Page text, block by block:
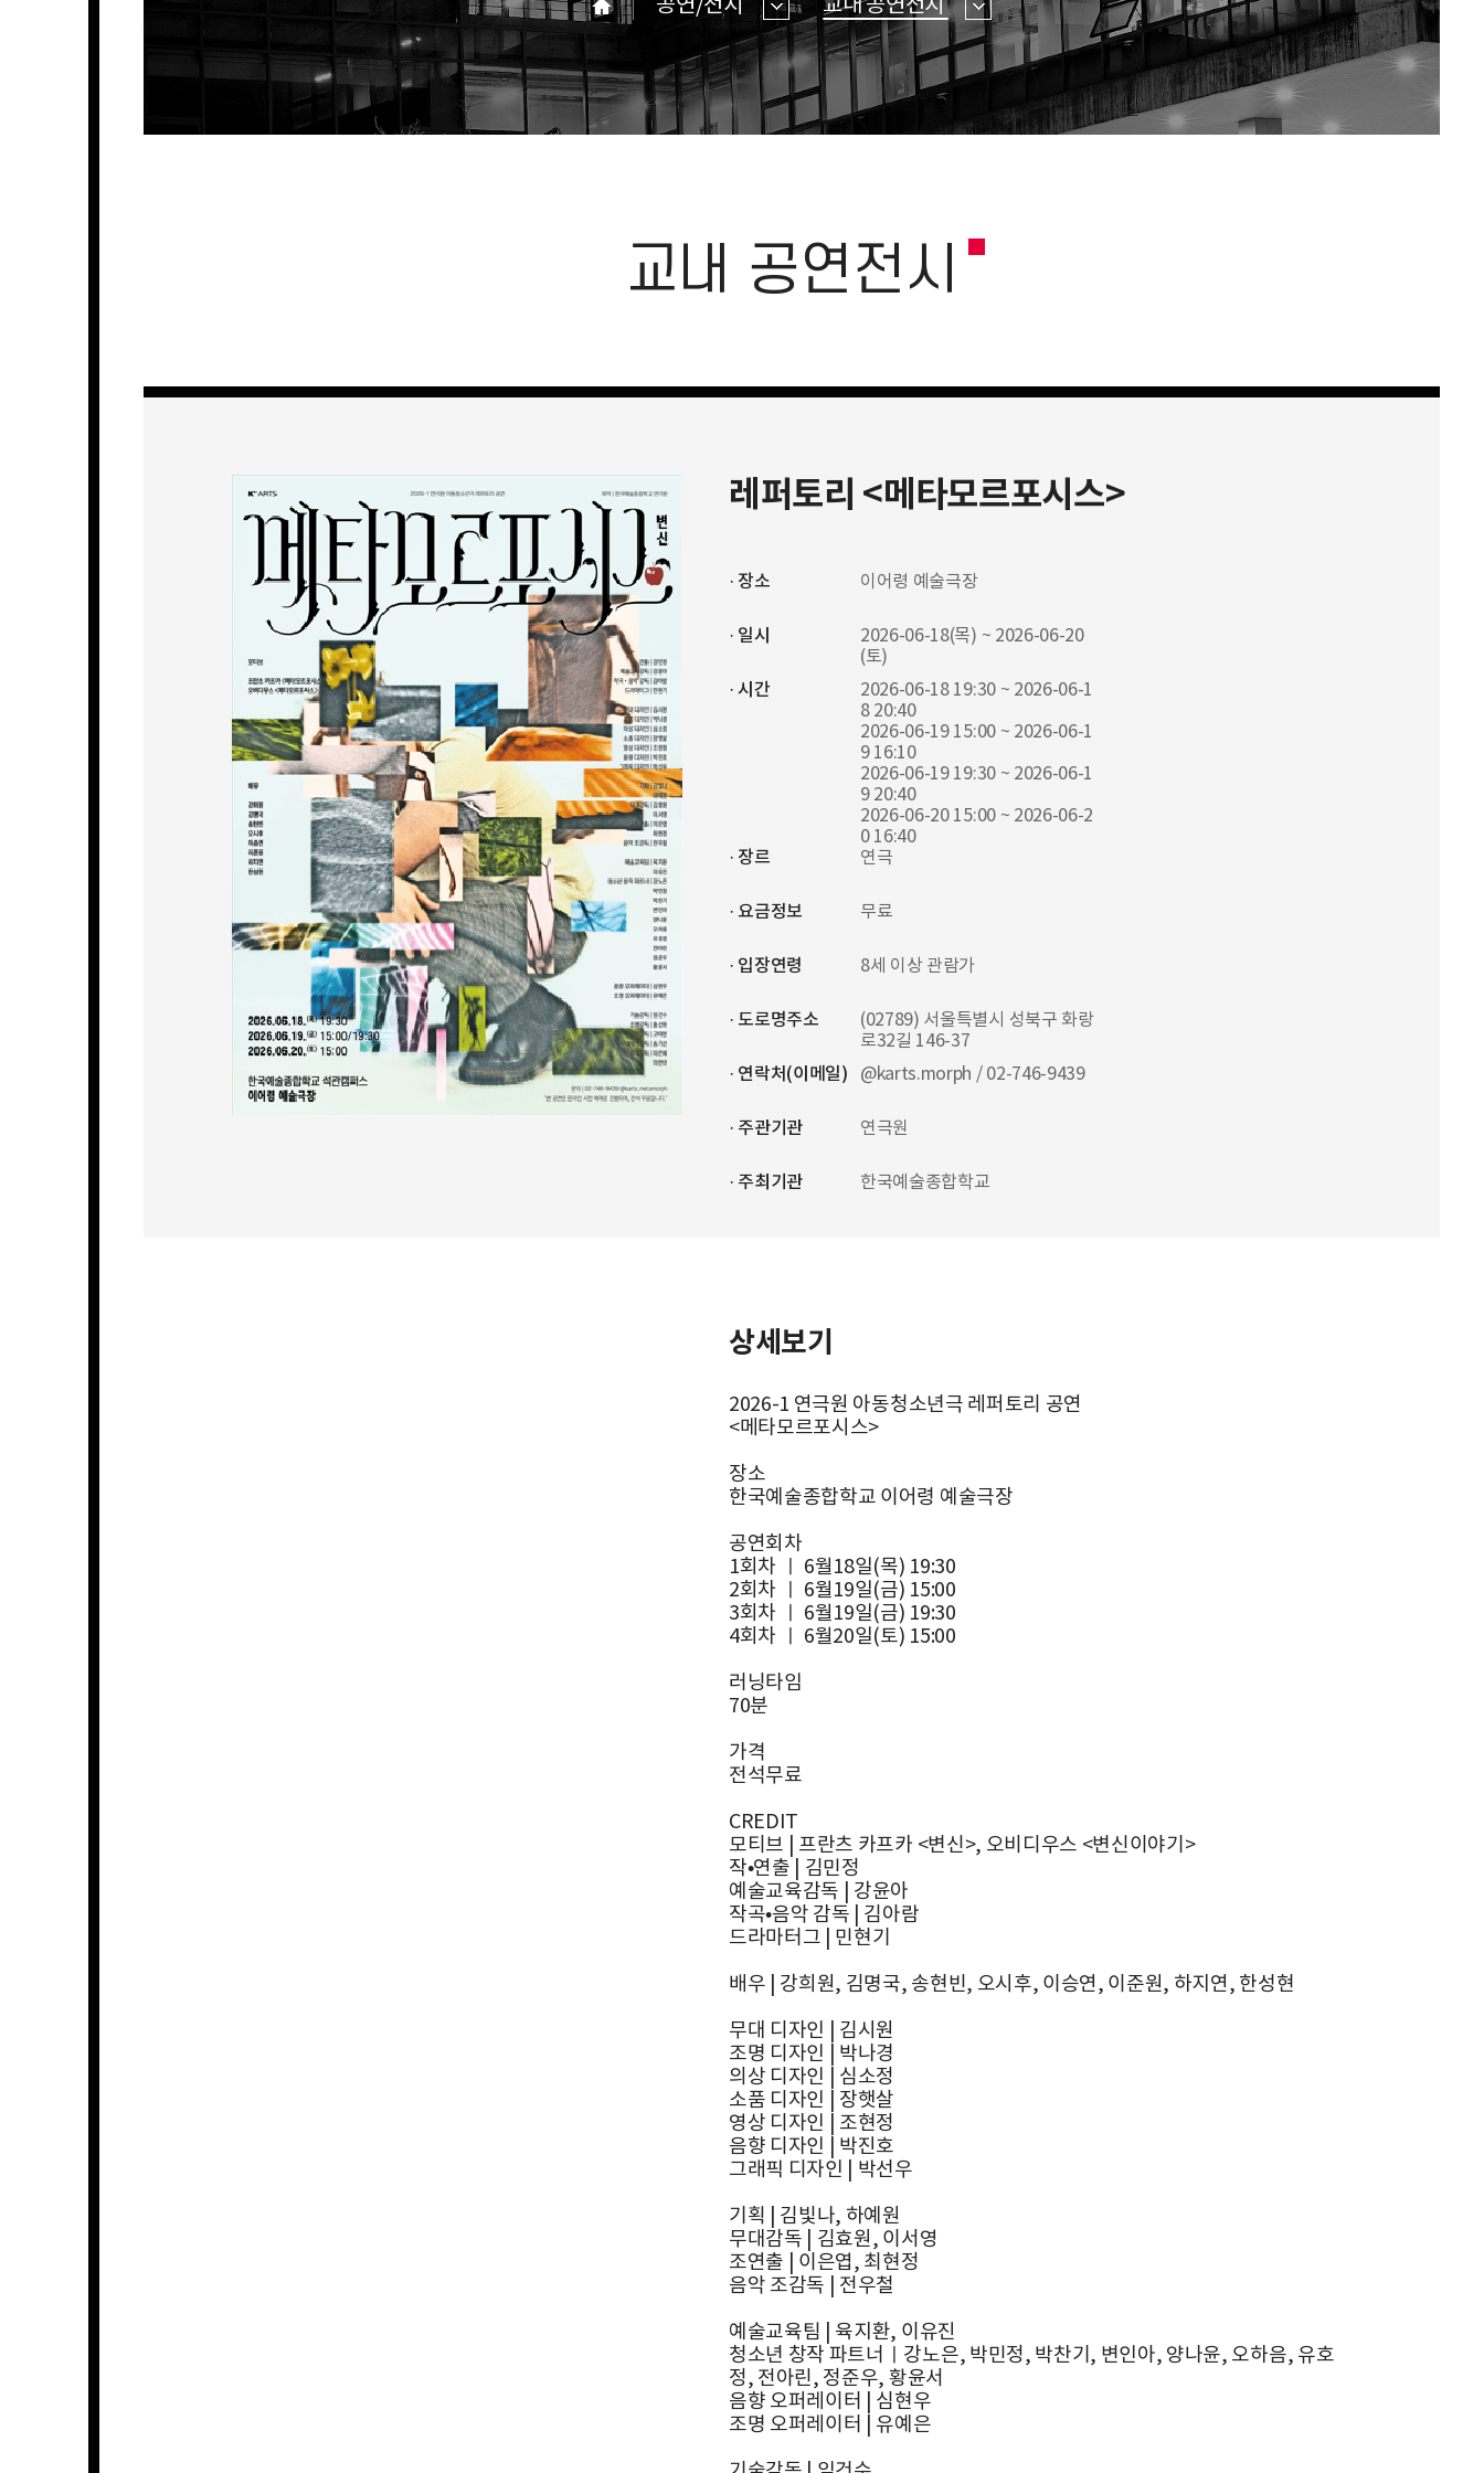
홈 공연/전시 교내 공연전시
교내 공연전시
레퍼토리 <메타모르포시스>
· 장소 이어령 예술극장
· 일시
2026-06-18(목) ~ 2026-06-20
(토)
· 시간
2026-06-18 19:30 ~ 2026-06-1
8 20:40
2026-06-19 15:00 ~ 2026-06-1
9 16:10
2026-06-19 19:30 ~ 2026-06-1
9 20:40
2026-06-20 15:00 ~ 2026-06-2
0 16:40
· 장르
연극
· 요금정보 무료
· 입장연령 8세 이상 관람가
· 도로명주소
(02789) 서울특별시 성북구 화랑
로32길 146-37
· 연락처(이메일)
@karts.morph / 02-746-9439
· 주관기관 연극원
· 주최기관 한국예술종합학교
상세보기
2026-1 연극원 아동청소년극 레퍼토리 공연
<메타모르포시스>
장소
한국예술종합학교 이어령 예술극장
공연회차
1회차 ㅣ 6월18일(목) 19:30
2회차 ㅣ 6월19일(금) 15:00
3회차 ㅣ 6월19일(금) 19:30
4회차 ㅣ 6월20일(토) 15:00
러닝타임
70분
가격
전석무료
CREDIT
모티브 | 프란츠 카프카 <변신>, 오비디우스 <변신이야기>
작•연출 | 김민정
예술교육감독 | 강윤아
작곡•음악 감독 | 김아람
드라마터그 | 민현기
배우 | 강희원, 김명국, 송현빈, 오시후, 이승연, 이준원, 하지연, 한성현
무대 디자인 | 김시원
조명 디자인 | 박나경
의상 디자인 | 심소정
소품 디자인 | 장햇살
영상 디자인 | 조현정
음향 디자인 | 박진호
그래픽 디자인 | 박선우
기획 | 김빛나, 하예원
무대감독 | 김효원, 이서영
조연출 | 이은엽, 최현정
음악 조감독 | 전우철
예술교육팀 | 육지환, 이유진
청소년 창작 파트너ㅣ강노은, 박민정, 박찬기, 변인아, 양나윤, 오하음, 유호
정, 전아린, 정준우, 황윤서
음향 오퍼레이터 | 심현우
조명 오퍼레이터 | 유예은